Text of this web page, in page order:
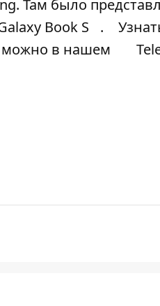
. Там было
Book S .
можно в нашем